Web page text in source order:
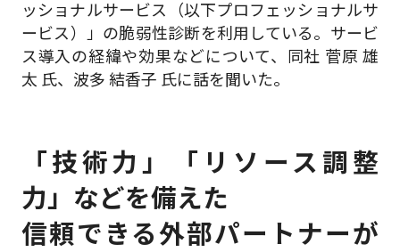
ッショナルサービス（以下プロフェッショナルサ
ービス）」の脆弱性診断を利用している。サービ
ス導入の経緯や効果などについて、同社 菅原 雄
太 氏、波多 結香子 氏に話を聞いた。
「技術力」「リソース調整
力」などを備えた
信頼できる外部パートナーが